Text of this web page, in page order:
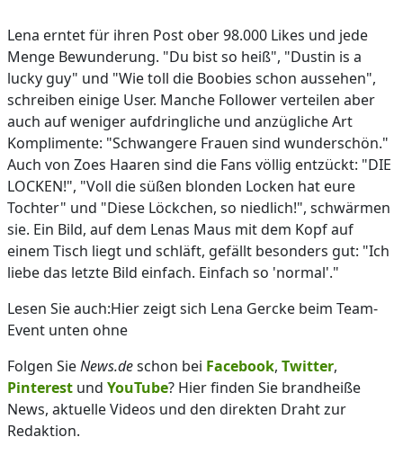
Lena erntet für ihren Post ober 98.000 Likes und jede
Menge Bewunderung. "Du bist so heiß", "Dustin is a
lucky guy" und "Wie toll die Boobies schon aussehen",
schreiben einige User. Manche Follower verteilen aber
auch auf weniger aufdringliche und anzügliche Art
Komplimente: "Schwangere Frauen sind wunderschön."
Auch von Zoes Haaren sind die Fans völlig entzückt: "DIE
LOCKEN!", "Voll die süßen blonden Locken hat eure
Tochter" und "Diese Löckchen, so niedlich!", schwärmen
sie. Ein Bild, auf dem Lenas Maus mit dem Kopf auf
einem Tisch liegt und schläft, gefällt besonders gut: "Ich
liebe das letzte Bild einfach. Einfach so 'normal'."
Lesen Sie auch:Hier zeigt sich Lena Gercke beim Team-
Event unten ohne
Folgen SieNews.deschon bei Facebook, Twitter,
Pinterest und YouTube? Hier finden Sie brandheiße
News, aktuelle Videos und den direkten Draht zur
Redaktion.